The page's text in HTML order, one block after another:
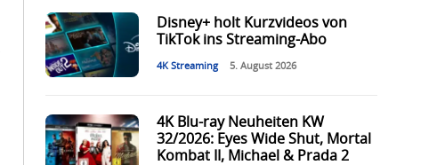
Disney+ holt Kurzvideos von
TikTok ins Streaming-Abo
4K Streaming 5. August 2026
4K Blu-ray Neuheiten KW
32/2026: Eyes Wide Shut, Mortal
Kombat II, Michael & Prada 2